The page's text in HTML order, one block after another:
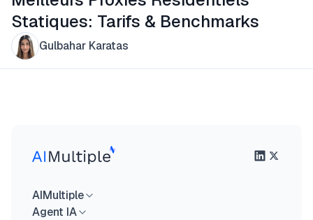
Statiques: Tarifs & Benchmarks
Gulbahar Karatas
AIMultiple
Agent IA